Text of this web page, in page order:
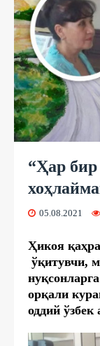
“Ҳар
05.08.2021
Ҳикоя
ўқитувчи,
орқали
оддий ўзбек